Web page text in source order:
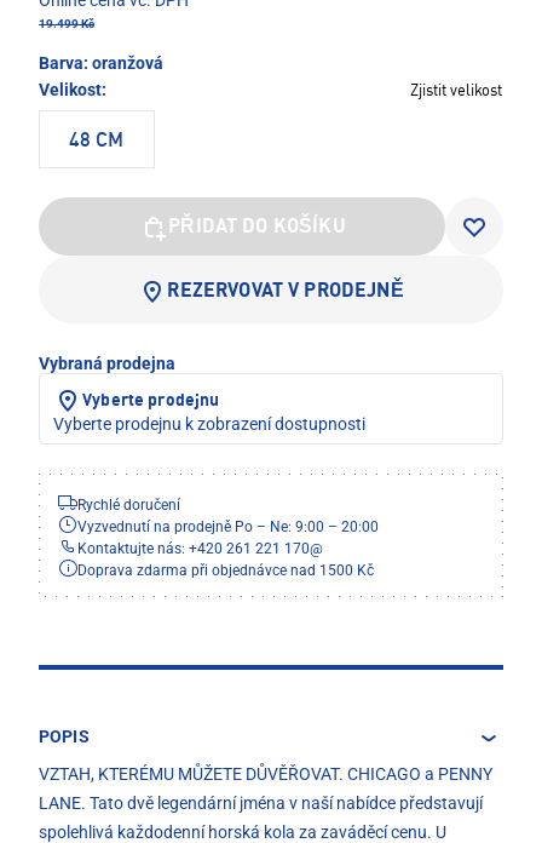
19.499 Kč
Barva: oranžová
Velikost:
Zjistit velikost
48 CM
PŘIDAT DO KOŠÍKU
REZERVOVAT V PRODEJNĚ
Vybraná prodejna
Vyberte prodejnu
Vyberte prodejnu k zobrazení dostupnosti
Rychlé doručení
Vyzvednutí na prodejně Po – Ne: 9:00 – 20:00
Kontaktujte nás: +420 261 221 170@
Doprava zdarma při objednávce nad 1500 Kč
POPIS
VZTAH, KTERÉMU MŮŽETE DŮVĚŘOVAT. CHICAGO a PENNY
LANE. Tato dvě legendární jména v naší nabídce představují
spolehlivá každodenní horská kola za zaváděcí cenu. U